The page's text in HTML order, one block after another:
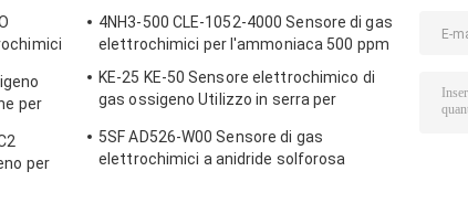
per
per
4NH3-500 CLE-1052-4000 Sensore di gas
elettrochimici per l'ammoniaca 500 ppm
KE-25 KE-50 Sensore elettrochimico di
gas ossigeno Utilizzo in serra per
5SF AD526-W00 Sensore di gas
elettrochimici a anidride solforosa